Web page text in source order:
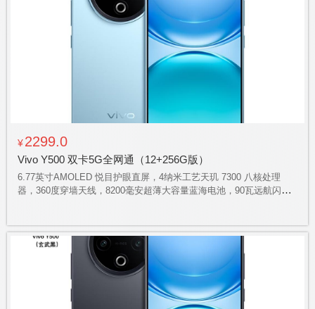
¥2299.0
Vivo Y500 双卡5G全网通（12+256G版）
6.77英寸AMOLED 悦目护眼直屏，4纳米工艺天玑 7300 八核处理
器，360度穿墙天线，8200毫安超薄大容量蓝海电池，90瓦远航闪
具备 IP69+满级防水能力